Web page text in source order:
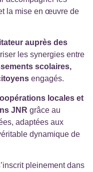
la mise en œuvre de
auprès des
les synergies entre
scolaires,
engagés.
locales et
JNR grâce au
adaptées aux
dynamique de
pleinement dans